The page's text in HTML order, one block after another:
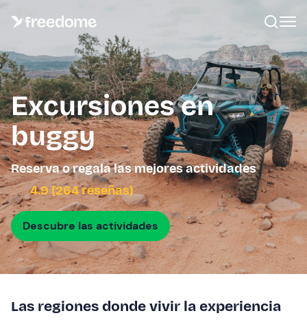
Excursiones en
buggy
Reserva o regala las mejores actividades
4.9 (264 reseñas)
Descubre las actividades
Las regiones donde vivir la experiencia